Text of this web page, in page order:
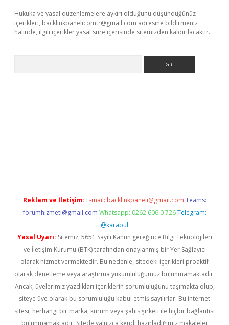
Hukuka ve yasal düzenlemelere aykırı olduğunu düşündüğünüz
içerikleri, backlinkpanelicomtr@gmail.com adresine bildirmeniz
halinde, ilgili içerikler yasal süre içerisinde sitemizden kaldırılacaktır.
Reklam ve İletişim: E-mail: backlinkpaneli@gmail.com Teams:
forumhizmeti@gmail.com Whatsapp: 0262 606 0 726 Telegram:
@karabul
Yasal Uyarı: Sitemiz, 5651 Sayılı Kanun gereğince Bilgi Teknolojileri
ve İletişim Kurumu (BTK) tarafından onaylanmış bir Yer Sağlayıcı
olarak hizmet vermektedir. Bu nedenle, sitedeki içerikleri proaktif
olarak denetleme veya araştırma yükümlülüğümüz bulunmamaktadır.
Ancak, üyelerimiz yazdıkları içeriklerin sorumluluğunu taşımakta olup,
siteye üye olarak bu sorumluluğu kabul etmiş sayılırlar. Bu internet
sitesi, herhangi bir marka, kurum veya şahıs şirketi ile hiçbir bağlantısı
bulunmamaktadır. Sitede yalnızca kendi hazırladığımız makaleler